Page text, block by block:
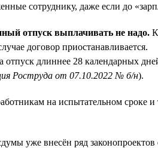
сотруднику, даже если до
отпуск выплачивать не надо.
договор приостанавливается.
длиннее 28 календарных
Роструда от 07.10.2022 № б/н).
на испытательном сроке
уже внесён ряд